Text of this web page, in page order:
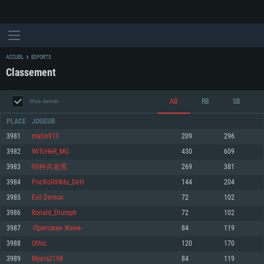
CONFIGURATION SYSTÈME REQUISE
Minimum
OS: Windows 10 (64 bit)
Processeur: Dual-Core 2.2 GHz
Minimum
OS: Mac OS Big Sur 11.0 ou plus récent
Processeur: Core i5, minimum 2.2GHz (Les processeurs Intel Xeon ne sont
Minimum
OS: Les configurations Linux 64 bits les plus modernes
Processeur: Dual-Core 2.4 GHz
ACCUEIL ESPORTS
Classement
Mois dernier AB RB SB
PLACE JOUEUR
3981 matin913 209 296
3982 WiTcHeR_MG 430 609
3983 特种兵老黑 269 381
3984 PocKoIIIHbIu_DeH 144 204
3985 Evil Demon 72 102
3986 Ronald_Drumph 72 102
3987 -Пригожин Женя- 84 119
3988 Othic 120 170
3989 Myers2198 84 119